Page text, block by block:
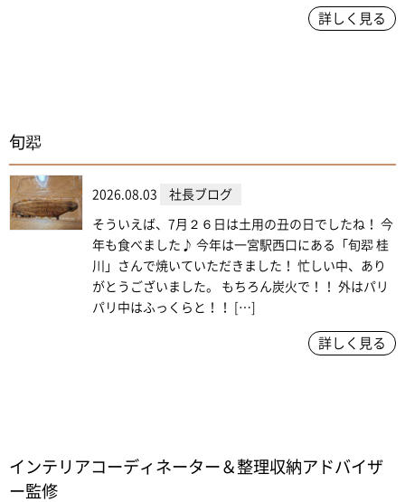
詳しく見る
旬翆
2026.08.03 社長ブログ
そういえば、7月２６日は土用の丑の日でしたね！ 今
年も食べました♪ 今年は一宮駅西口にある「旬翆 桂
川」さんで焼いていただきました！ 忙しい中、あり
がとうございました。 もちろん炭火で！！ 外はパリ
パリ中はふっくらと！！ […]
詳しく見る
インテリアコーディネーター＆整理収納アドバイザ
ー監修